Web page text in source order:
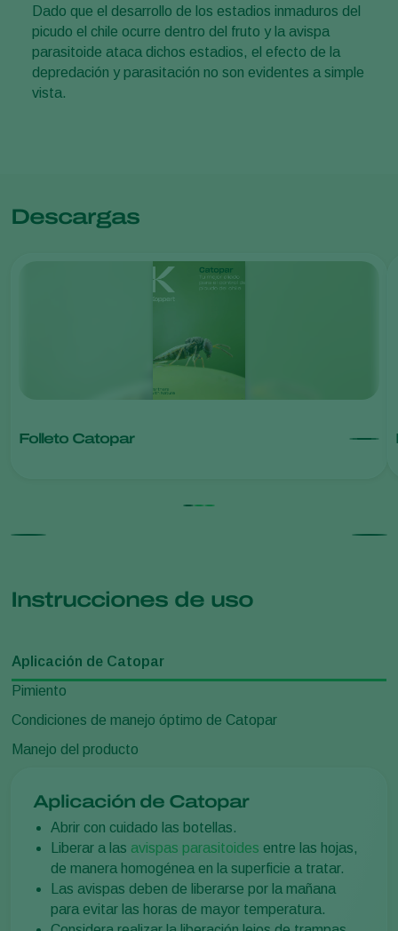
Dado que el desarrollo de los estadios inmaduros del
picudo el chile ocurre dentro del fruto y la avispa
parasitoide ataca dichos estadios, el efecto de la
depredación y parasitación no son evidentes a simple
vista.
Descargas
Folleto Catopar
Instrucciones de uso
Aplicación de Catopar
Pimiento
Condiciones de manejo óptimo de Catopar
Manejo del producto
Aplicación de Catopar
Abrir con cuidado las botellas.
Liberar a las avispas parasitoides entre las hojas,
de manera homogénea en la superficie a tratar.
Las avispas deben de liberarse por la mañana
para evitar las horas de mayor temperatura.